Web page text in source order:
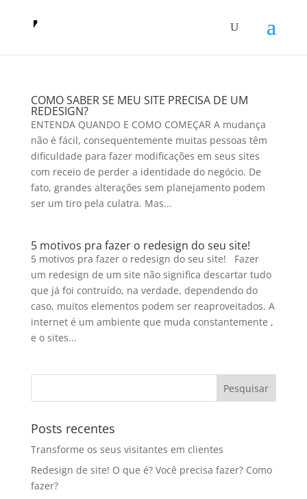
COMO SABER SE MEU SITE PRECISA DE UM
REDESIGN?
ENTENDA QUANDO E COMO COMEÇAR A mudança
não é fácil, consequentemente muitas pessoas têm
dificuldade para fazer modificações em seus sites
com receio de perder a identidade do negócio. De
fato, grandes alterações sem planejamento podem
ser um tiro pela culatra. Mas...
5 motivos pra fazer o redesign do seu site!
5 motivos pra fazer o redesign do seu site! Fazer
um redesign de um site não significa descartar tudo
que já foi contruído, na verdade, dependendo do
caso, muitos elementos podem ser reaproveitados. A
internet é um ambiente que muda constantemente ,
e o sites...
Posts recentes
Transforme os seus visitantes em clientes
Redesign de site! O que é? Você precisa fazer? Como
fazer?